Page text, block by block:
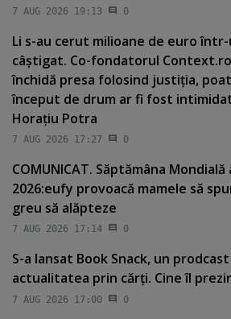
7 AUG 2026 19:13 0
Li s-au cerut milioane de euro
câştigat. Co-fondatorul
închidă presa folosind justiţia,
început de drum ar fi fost
Horaţiu Potra
7 AUG 2026 17:27 0
COMUNICAT. Săptămâna
2026:eufy provoacă mamele să
greu să alăpteze
7 AUG 2026 17:14 0
S-a lansat Book Snack, un
actualitatea prin cărţi. Cine îl
7 AUG 2026 17:00 0